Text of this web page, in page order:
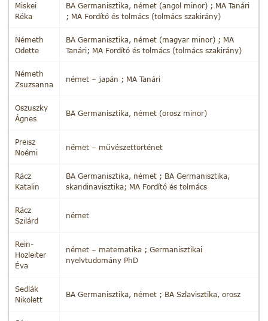
Miskei
Réka
BA Germanisztika, német (angol minor) ; MA Tanári
; MA Fordító és tolmács (tolmács szakirány)
Németh
Odette
BA Germanisztika, német (magyar minor) ; MA
Tanári; MA Fordító és tolmács (tolmács szakirány)
Németh
Zsuzsanna
német – japán ; MA Tanári
Oszuszky
Ágnes
BA Germanisztika, német (orosz minor)
Preisz
Noémi
német – művészettörténet
Rácz
Katalin
BA Germanisztika, német ; BA Germanisztika,
skandinavisztika; MA Fordító és tolmács
Rácz
Szilárd
német
Rein-
Hozleiter
Éva
német – matematika ; Germanisztikai
nyelvtudomány PhD
Sedlák
Nikolett
BA Germanisztika, német ; BA Szlavisztika, orosz